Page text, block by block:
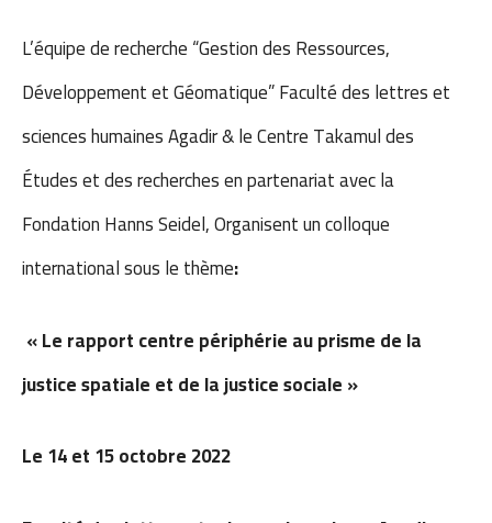
L’équipe de recherche “Gestion des Ressources,
Développement et Géomatique” Faculté des lettres et
sciences humaines Agadir & le Centre Takamul des
Études et des recherches en partenariat avec la
Fondation Hanns Seidel, Organisent un colloque
international sous le thème:
« Le rapport centre périphérie au prisme de la
justice spatiale et de la justice sociale »
Le 14 et 15 octobre 2022